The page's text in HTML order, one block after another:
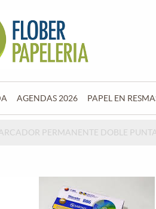
AGENDAS 2026 PAPEL EN
PERMANENTE DOBLE